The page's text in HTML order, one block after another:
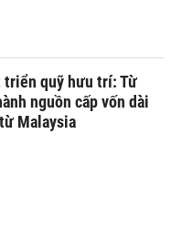
triển quỹ hưu trí: Từ
nguồn cấp vốn dài
Malaysia